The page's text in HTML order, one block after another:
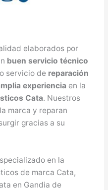
elaborados por
buen servicio técnico
servicio de reparación
experiencia en la
Cata. Nuestros
marca y reparan
gracias a su
en la
de marca Cata,
en Gandia de